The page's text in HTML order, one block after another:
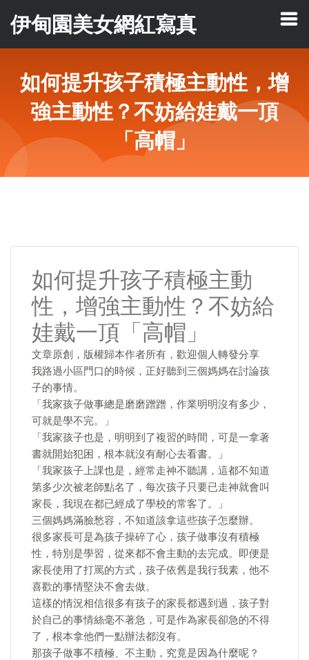
伊甸園美女網紅寫真
如何提升孩子積極主動性，增
強主動性？不妨給娃戴一頂
「高帽」
如何提升孩子積極主動
性，增強主動性？不妨給
娃戴一頂「高帽」
文章原創，版權歸本作者所有，歡迎個人轉發分享
我路過小區門口的時候，正好聽到三個媽媽在討論孩
子的事情。
「我家孩子做事總是磨磨蹭蹭，作業明明沒有多少，
可就是學不完。」
「我家孩子也是，明明到了複習的時間，可是一拿著
書就開始犯困，根本就沒有耐心去看書。」
「我家孩子上課也是，經常走神不聽講，這都不知道
第多少次被老師點名了，每次孩子只要已走神就會叫
家長，我現在都已經成了學校的常客了。」
三個媽媽滿臉愁容，不知道該拿這些孩子怎麼辦。
很多家長可是為孩子操碎了心，孩子做事沒有積極
性，特別是學習，從來都不會主動的去完成。即便是
家長使用了打罵的方式，孩子依舊是我行我素，他不
喜歡的事情堅決不會去做。
這樣的情況相信很多有孩子的家長都遇到過，孩子對
於自己的事情絲毫不著急，可是作為家長卻急的不得
了，根本拿他們一點辦法都沒有。
那孩子做事不積極、不主動，究竟是因為什麼呢？